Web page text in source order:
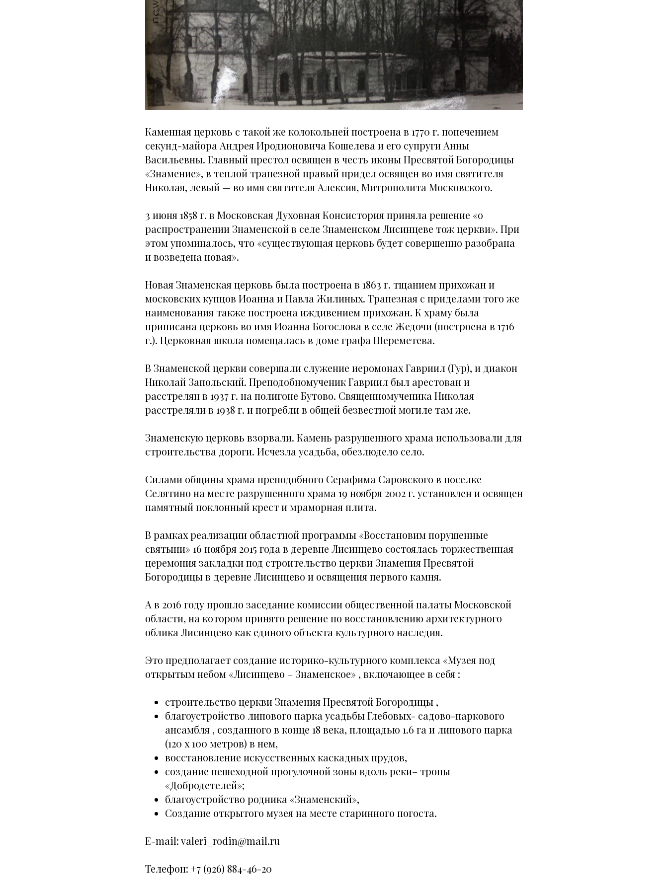
Каменная церковь с такой же колокольней построена в 1770 г. попечением
секунд-майора Андрея Иродионовича Кошелева и его супруги Анны
Васильевны. Главный престол освящен в честь иконы Пресвятой Богородицы
«Знамение», в теплой трапезной правый придел освящен во имя святителя
Николая, левый — во имя святителя Алексия, Митрополита Московского.
3 июня 1858 г. в Московская Духовная Консистория приняла решение «о
распространении Знаменской в селе Знаменском Лисинцеве тож церкви». При
этом упоминалось, что «существующая церковь будет совершенно разобрана
и возведена новая».
Новая Знаменская церковь была построена в 1863 г. тщанием прихожан и
московских купцов Иоанна и Павла Жилиных. Трапезная с приделами того же
наименования также построена иждивением прихожан. К храму была
приписана церковь во имя Иоанна Богослова в селе Жедочи (построена в 1716
г.). Церковная школа помещалась в доме графа Шереметева.
В Знаменской церкви совершали служение иеромонах Гавриил (Гур), и диакон
Николай Запольский. Преподобномученик Гавриил был арестован и
расстрелян в 1937 г. на полигоне Бутово. Священномученика Николая
расстреляли в 1938 г. и погребли в общей безвестной могиле там же.
Знаменскую церковь взорвали. Камень разрушенного храма использовали для
строительства дороги. Исчезла усадьба, обезлюдело село.
Силами общины храма преподобного Серафима Саровского в поселке
Селятино на месте разрушенного храма 19 ноября 2002 г. установлен и освящен
памятный поклонный крест и мраморная плита.
В рамках реализации областной программы «Восстановим порушенные
святыни» 16 ноября 2015 года в деревне Лисинцево состоялась торжественная
церемония закладки под строительство церкви Знамения Пресвятой
Богородицы в деревне Лисинцево и освящения первого камня.
А в 2016 году прошло заседание комиссии общественной палаты Московской
области, на которомпринято решение по восстановлению архитектурного
облика Лисинцево как единого объекта культурного наследия.
Это предполагает создание историко-культурного комплекса «Музея под
открытым небом «Лисинцево – Знаменское» , включающее в себя :
строительство церкви Знамения Пресвятой Богородицы ,
благоустройство липового парка усадьбы Глебовых- садово-паркового
ансамбля , созданного в конце 18 века, площадью 1.6 га и липового парка
(120 х 100 метров) в нем,
восстановление искусственных каскадных прудов,
создание пешеходной прогулочной зоны вдоль реки– тропы
«Добродетелей»;
благоустройство родника «Знаменский»,
Создание открытого музея на месте старинного погоста.
E-mail: valeri_rodin@mail.ru
Телефон: ‭+7 (926) 884-46-20‬